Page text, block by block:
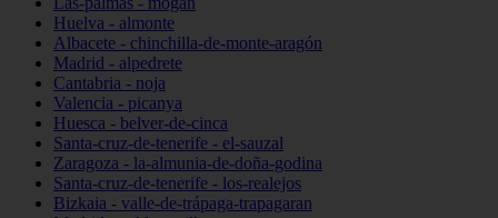
Huelva - almonte
Albacete - chinchilla-de-monte-aragón
Madrid - alpedrete
Cantabria - noja
Valencia - picanya
Huesca - belver-de-cinca
Santa-cruz-de-tenerife - el-sauzal
Zaragoza - la-almunia-de-doña-godina
Santa-cruz-de-tenerife - los-realejos
Bizkaia - valle-de-trápaga-trapagaran